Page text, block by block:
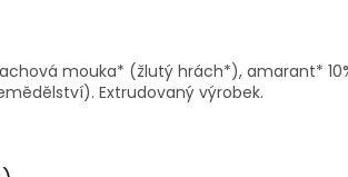
mouka* (žlutý hrách*), amarant*
Extrudovaný výrobek.